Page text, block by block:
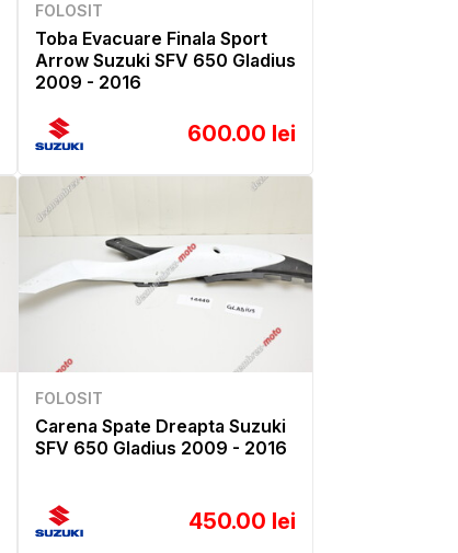
FOLOSIT
Toba Evacuare Finala Sport
Arrow Suzuki SFV 650 Gladius
2009 - 2016
600.00 lei
FOLOSIT
Carena Spate Dreapta Suzuki
SFV 650 Gladius 2009 - 2016
450.00 lei